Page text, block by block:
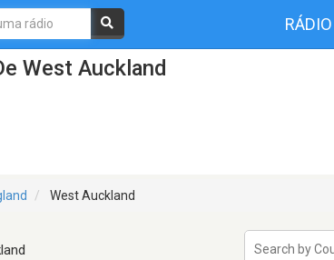
RÁDIO
West Auckland
West Auckland